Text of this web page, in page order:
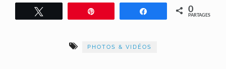
Partagez 0
PARTAGES
PHOTOS & VIDÉOS